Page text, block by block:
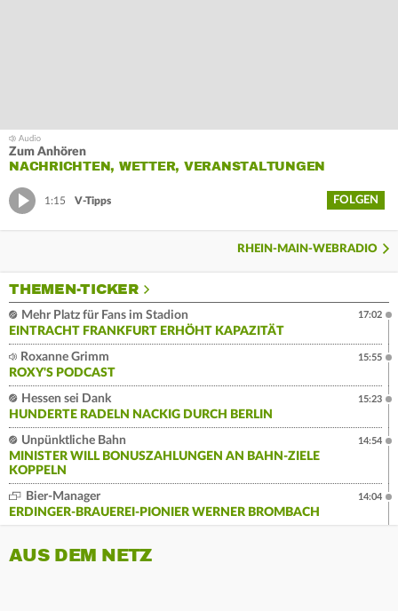
Zum Anhören
NACHRICHTEN, WETTER, VERANSTALTUNGEN
1:15 V-Tipps FOLGEN
RHEIN-MAIN-WEBRADIO
THEMEN-TICKER
Mehr Platz für Fans im Stadion
EINTRACHT FRANKFURT ERHÖHT KAPAZITÄT
17:02
Roxanne Grimm
ROXY'S PODCAST
15:55
Hessen sei Dank
HUNDERTE RADELN NACKIG DURCH BERLIN
15:23
Unpünktliche Bahn
MINISTER WILL BONUSZAHLUNGEN AN BAHN-ZIELE
KOPPELN
14:54
Bier-Manager
ERDINGER-BRAUEREI-PIONIER WERNER BROMBACH
14:04
AUS DEM NETZ